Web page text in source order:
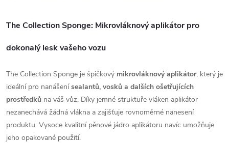
The Collection Sponge: Mikrovláknový aplikátor pro
dokonalý lesk vašeho vozu
The Collection Sponge je špičkový mikrovláknový aplikátor, který je
ideální pro nanášenísealantů, vosků a dalších ošetřujících
prostředků na váš vůz. Díky jemné struktuře vláken aplikátor
nezanechává žádná vlákna a zajišťuje rovnoměrné nanesení
produktu. Vysoce kvalitní pěnové jádro aplikátoru navíc umožňuje
jeho opakované použití.